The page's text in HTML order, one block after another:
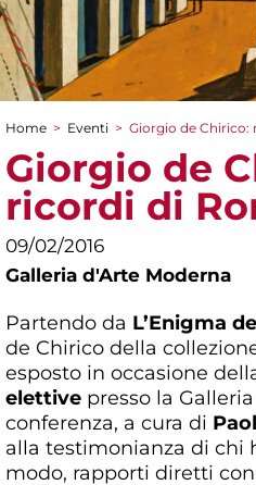
Tu sei qui
Home > Eventi > Giorgio de Chirico:
Giorgio de
ricordi di
09/02/2016
Galleria d'Arte Moderna
Partendo da L’Enigma
de Chirico della
esposto in occasione
elettive presso la
conferenza, a cura di
alla testimonianza di chi
modo, rapporti diretti